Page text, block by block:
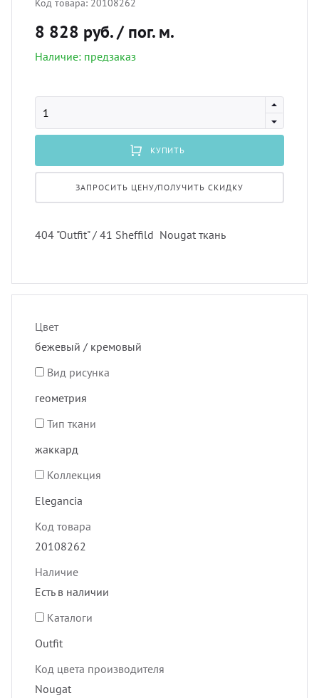
систем
штор удаленно
в рассрочку, или в кредит
штор
магазин тканей для штор
Код товара: 20108262
8 828 руб./ пог. м.
Наличие: предзаказ
КУПИТЬ
ЗАПРОСИТЬ ЦЕНУ/ПОЛУЧИТЬ СКИДКУ
404 "Outfit" / 41 Sheffild Nougat ткань
Цвет
бежевый / кремовый
Вид рисунка
геометрия
Тип ткани
жаккард
Коллекция
Elegancia
Код товара
20108262
Наличие
Есть в наличии
Каталоги
Outfit
Код цвета производителя
Nougat